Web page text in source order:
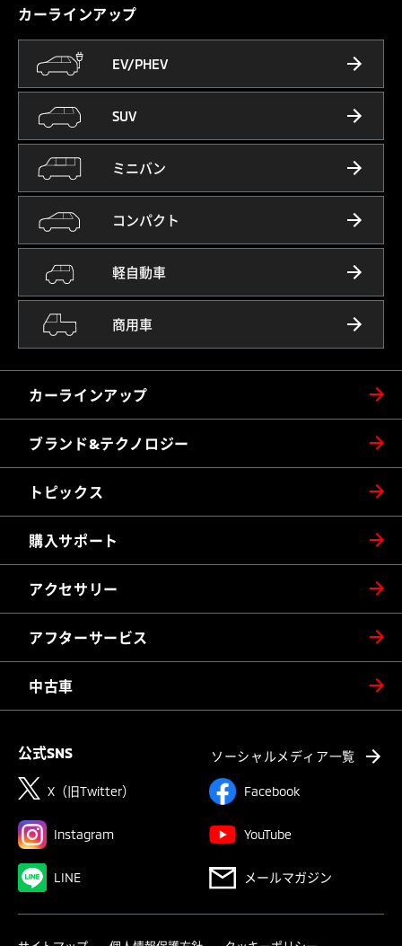
カーラインアップ
カーラインアップ
EV/PHEV
SUV
ミニバン
コンパクト
軽自動車
商用車
ブランド&テクノロジー
トピックス
購入サポート
アクセサリー
アフターサービス
中古車
公式SNS ソーシャルメディア一覧
X（旧Twitter） Facebook
Instagram YouTube
LINE メールマガジン